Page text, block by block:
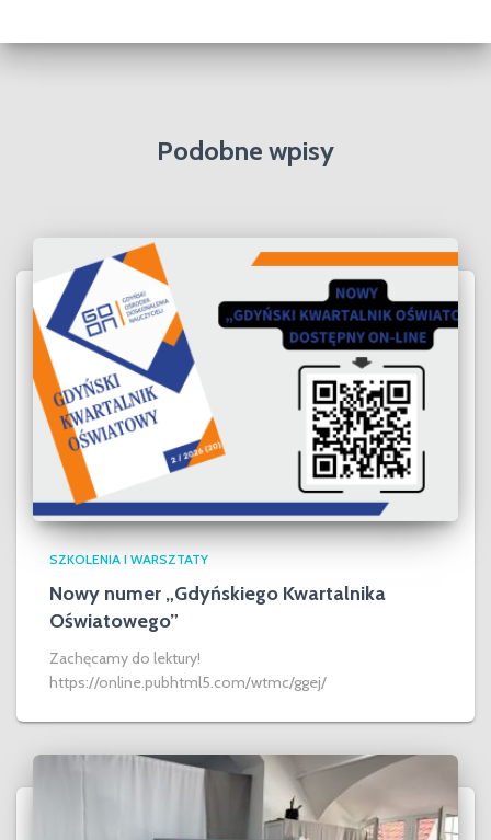
w
Podobne wpisy
SZKOLENIA I WARSZTATY
Nowy numer „Gdyńskiego Kwartalnika
Oświatowego”
Zachęcamy do lektury!
https://online.pubhtml5.com/wtmc/ggej/